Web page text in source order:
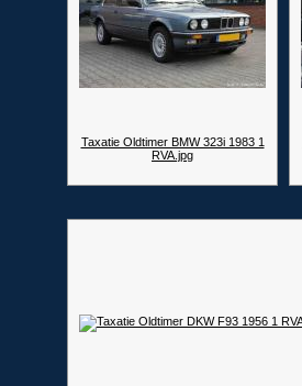
Taxatie Oldtimer BMW 323i 1983 1
RVA.jpg